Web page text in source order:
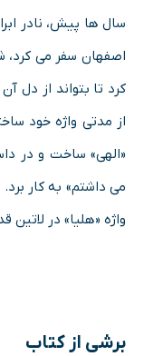
سال ها پیش، نادر
اصفهان سفر می کرد،
کرد تا بتواند از
از مدتی واژه خود
«الهی» ساخت و در
می داشتم» به کار
واژه «هلیا» در
برشی از کتاب